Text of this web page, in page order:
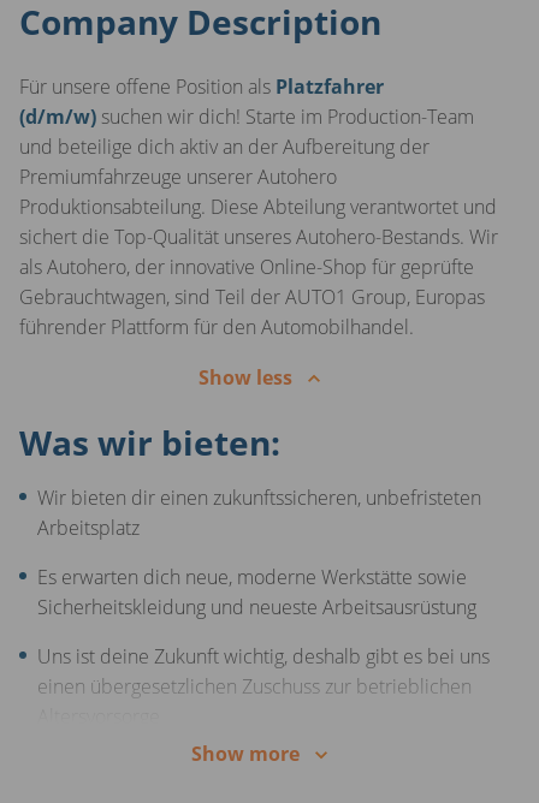
Company Description
Für unsere offene Position als Platzfahrer
(d/m/w) suchen wir dich! Starte im Production-Team
und beteilige dich aktiv an der Aufbereitung der
Premiumfahrzeuge unserer Autohero
Produktionsabteilung. Diese Abteilung verantwortet und
sichert die Top-Qualität unseres Autohero-Bestands. Wir
als Autohero, der innovative Online-Shop für geprüfte
Gebrauchtwagen, sind Teil der AUTO1 Group, Europas
führender Plattform für den Automobilhandel.
Show less
Was wir bieten:
Wir bieten dir einen zukunftssicheren, unbefristeten
Arbeitsplatz
Es erwarten dich neue, moderne Werkstätte sowie
Sicherheitskleidung und neueste Arbeitsausrüstung
Uns ist deine Zukunft wichtig, deshalb gibt es bei uns
einen übergesetzlichen Zuschuss zur betrieblichen
Dein Engagement wird belohnt - wir bezahlen deine
Show more